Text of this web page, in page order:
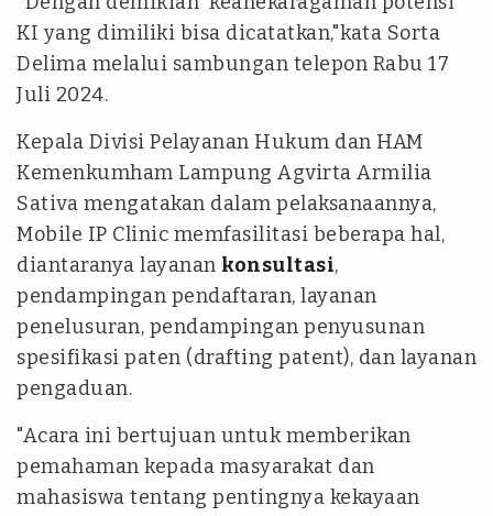
KI yang dimiliki bisa dicatatkan,"kata Sorta
Delima melalui sambungan telepon Rabu 17
Juli 2024.
Kepala Divisi Pelayanan Hukum dan HAM
Kemenkumham Lampung Agvirta Armilia
Sativa mengatakan dalam pelaksanaannya,
Mobile IP Clinic memfasilitasi beberapa hal,
diantaranya layanan konsultasi,
pendampingan pendaftaran, layanan
penelusuran, pendampingan penyusunan
spesifikasi paten (drafting patent), dan layanan
pengaduan.
"Acara ini bertujuan untuk memberikan
pemahaman kepada masyarakat dan
mahasiswa tentang pentingnya kekayaan